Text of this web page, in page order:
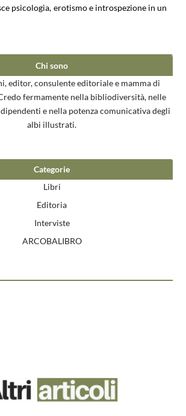
psicologia, erotismo e introspezione in un
Chi sono
editor, consulente editoriale e mamma di
fermamente nella bibliodiversità, nelle
e nella potenza comunicativa degli
albi illustrati.
Categorie
Libri
Editoria
Interviste
ARCOBALIBRO